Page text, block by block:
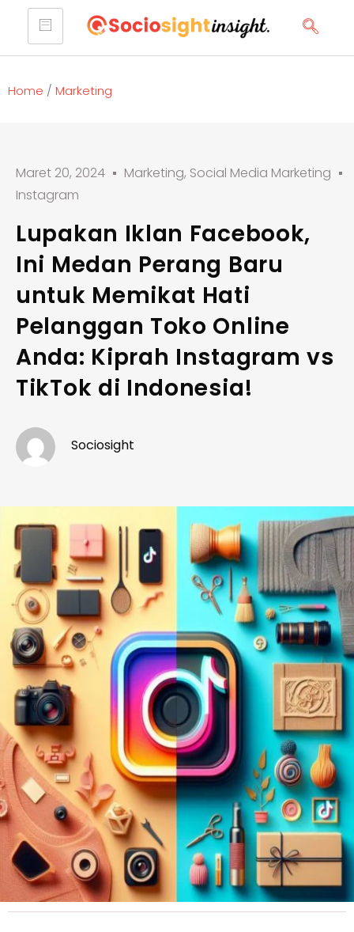
Home / Marketing
Maret 20, 2024 Marketing, Social Media Marketing
Instagram
Lupakan Iklan Facebook,
Ini Medan Perang Baru
untuk Memikat Hati
Pelanggan Toko Online
Anda: Kiprah Instagram vs
TikTok di Indonesia!
Sociosight